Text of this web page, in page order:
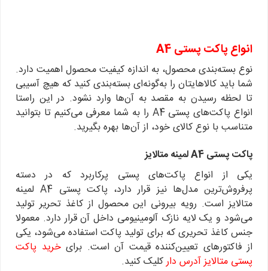
انواع پاکت پستی A4
نوع بسته‌بندی محصول، به اندازه کیفیت محصول اهمیت دارد.
شما باید کالاهایتان را به‌گونه‌ای بسته‌بندی کنید که هیچ آسیبی
تا لحظه رسیدن به مقصد به آن‌ها وارد نشود. در این راستا
انواع پاکت‌های پستی A4 را به شما معرفی می‌کنیم تا بتوانید
متناسب با نوع کالای خود، از آن‌ها بهره بگیرید.
پاکت پستیA4لمینه متالایز
یکی از انواع پاکت‌های پستی پرکاربرد که در دسته
پرفروش‌ترین مدل‌ها نیز قرار دارد، پاکت پستی A4 لمینه
متالایز است. رویه بیرونی این محصول از کاغذ تحریر تولید
می‌شود و یک لایه نازک آلومینیومی داخل آن قرار دارد. معمولا
جنس کاغذ تحریری که برای تولید پاکت استفاده می‌شود، یکی
از فاکتورهای تعیین‌کننده قیمت آن است. برایخرید پاکت
پستی متالایز آدرس دارکلیک کنید.